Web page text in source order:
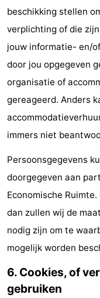
beschikking stellen
verplichting of die
jouw informatie- en/
door jou opgegeven
organisatie of
gereageerd. Anders
immers niet
Persoonsgegevens
doorgegeven aan
Economische
dan zullen wij de
nodig zijn om te
mogelijk worden
6. Cookies, of
gebruiken